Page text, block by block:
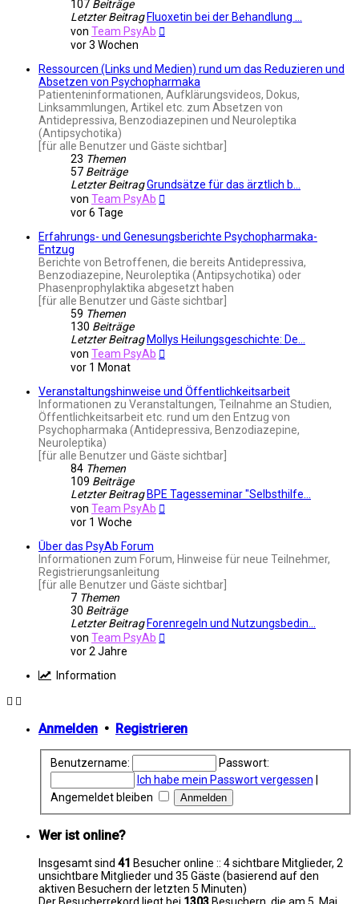
107 Beiträge
Letzter Beitrag Fluoxetin bei der Behandlung …
von Team PsyAb
vor 3 Wochen
Ressourcen (Links und Medien) rund um das Reduzieren und
Absetzen von Psychopharmaka
Patienteninformationen, Aufklärungsvideos, Dokus,
Linksammlungen, Artikel etc. zum Absetzen von
Antidepressiva, Benzodiazepinen und Neuroleptika
(Antipsychotika)
[für alle Benutzer und Gäste sichtbar]
23 Themen
57 Beiträge
Letzter BeitragGrundsätze für das ärztlich b…
von Team PsyAb
vor 6 Tage
Erfahrungs- und Genesungsberichte Psychopharmaka-
Entzug
Berichte von Betroffenen, die bereits Antidepressiva,
Benzodiazepine, Neuroleptika (Antipsychotika) oder
Phasenprophylaktika abgesetzt haben
[für alle Benutzer und Gäste sichtbar]
59 Themen
130 Beiträge
Letzter Beitrag Mollys Heilungsgeschichte: De…
von Team PsyAb
vor 1 Monat
Veranstaltungshinweise und Öffentlichkeitsarbeit
Informationen zu Veranstaltungen, Teilnahme an Studien,
Öffentlichkeitsarbeit etc. rund um den Entzug von
Psychopharmaka (Antidepressiva, Benzodiazepine,
Neuroleptika)
[für alle Benutzer und Gäste sichtbar]
84 Themen
109 Beiträge
Letzter Beitrag BPE Tagesseminar "Selbsthilfe…
von Team PsyAb
vor 1 Woche
Über das PsyAb Forum
Informationen zum Forum, Hinweise für neue Teilnehmer,
Registrierungsanleitung
[für alle Benutzer und Gäste sichtbar]
7 Themen
30 Beiträge
Letzter Beitrag Forenregeln und Nutzungsbedin…
von Team PsyAb
vor 2 Jahre
Information
Anmelden • Registrieren
Benutzername:
Passwort:
Ich habe mein Passwort vergessen
Angemeldet bleiben
Wer ist online?
Insgesamt sind 41 Besucher online :: 4 sichtbare Mitglieder, 2
unsichtbare Mitglieder und 35 Gäste (basierend auf den
aktiven Besuchern der letzten 5 Minuten)
Der Besucherrekord liegt bei 1303 Besuchern, die am 5. Mai